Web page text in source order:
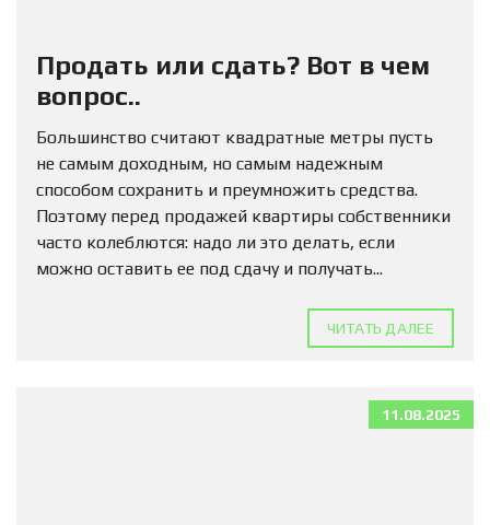
Продать или сдать? Вот в чем
вопрос..
Большинство считают квадратные метры пусть
не самым доходным, но самым надежным
способом сохранить и преумножить средства.
Поэтому перед продажей квартиры собственники
часто колеблются: надо ли это делать, если
можно оставить ее под сдачу и получать...
ЧИТАТЬ ДАЛЕЕ
11.08.2025